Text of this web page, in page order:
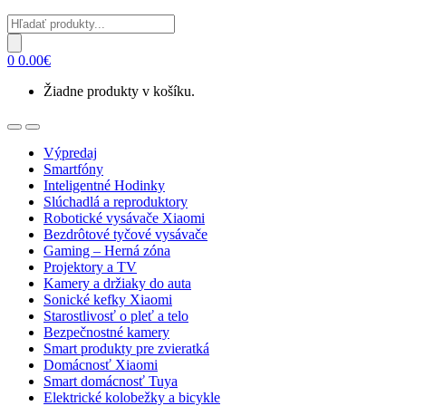
Products
search
0 0.00€
Žiadne produkty v košíku.
OpenClose
Výpredaj
Smartfóny
Inteligentné Hodinky
Slúchadlá a reproduktory
Robotické vysávače Xiaomi
Bezdrôtové tyčové vysávače
Gaming – Herná zóna
Projektory a TV
Kamery a držiaky do auta
Sonické kefky Xiaomi
Starostlivosť o pleť a telo
Bezpečnostné kamery
Smart produkty pre zvieratká
Domácnosť Xiaomi
Smart domácnosť Tuya
Elektrické kolobežky a bicykle